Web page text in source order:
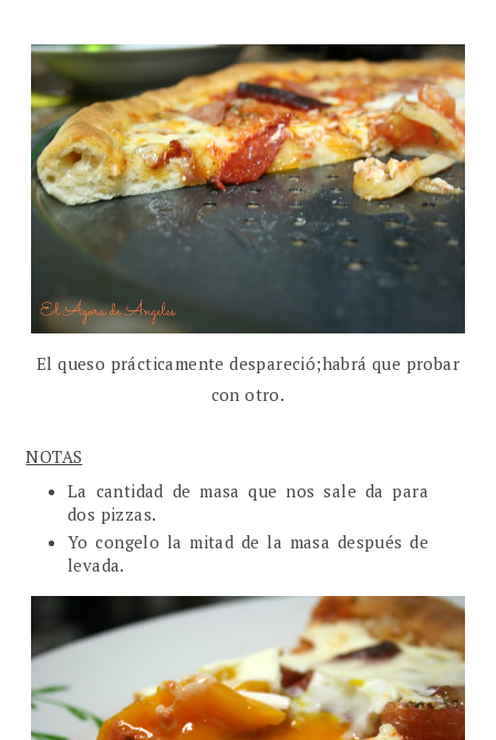
El queso prácticamente despareció;habrá que probar
con otro.
NOTAS
La cantidad de masa que nos sale da para
dos pizzas.
Yo congelo la mitad de la masa después de
levada.